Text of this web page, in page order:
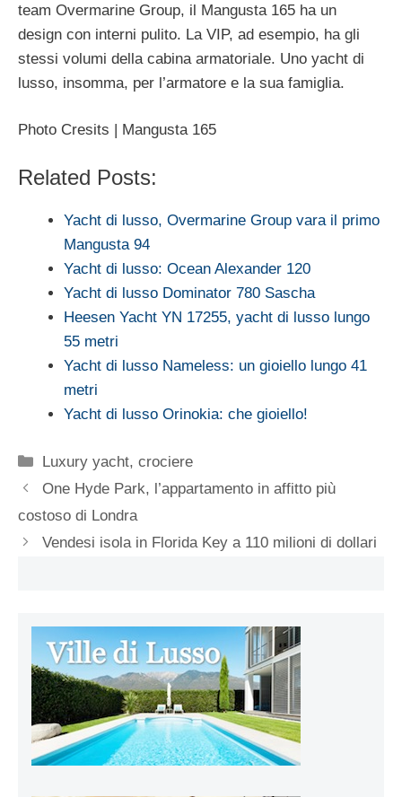
team Overmarine Group, il Mangusta 165 ha un
design con interni pulito. La VIP, ad esempio, ha gli
stessi volumi della cabina armatoriale. Uno yacht di
lusso, insomma, per l’armatore e la sua famiglia.
Photo Cresits | Mangusta 165
Related Posts:
Yacht di lusso, Overmarine Group vara il primo
Mangusta 94
Yacht di lusso: Ocean Alexander 120
Yacht di lusso Dominator 780 Sascha
Heesen Yacht YN 17255, yacht di lusso lungo
55 metri
Yacht di lusso Nameless: un gioiello lungo 41
metri
Yacht di lusso Orinokia: che gioiello!
Categorie
Luxury yacht, crociere
One Hyde Park, l’appartamento in affitto più
costoso di Londra
Vendesi isola in Florida Key a 110 milioni di dollari